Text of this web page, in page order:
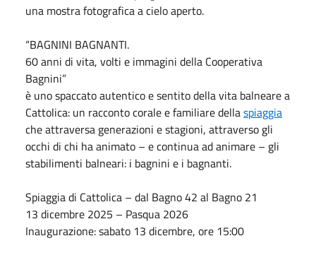
una mostra fotografica a cielo aperto.
“BAGNINI BAGNANTI.
60 anni di vita, volti e immagini della Cooperativa
Bagnini”
è uno spaccato autentico e sentito della vita balneare a
Cattolica: un racconto corale e familiare dellaspiaggia
che attraversa generazioni e stagioni, attraverso gli
occhi di chi ha animato – e continua ad animare – gli
stabilimenti balneari: i bagnini e i bagnanti.
Spiaggia di Cattolica – dal Bagno 42 al Bagno 21
13 dicembre 2025 – Pasqua 2026
Inaugurazione: sabato 13 dicembre, ore 15:00